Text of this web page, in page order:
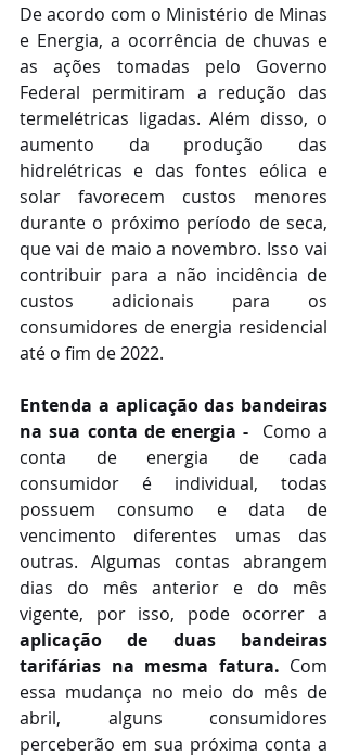
De acordo com o Ministério de Minas
e Energia, a ocorrência de chuvas e
as ações tomadas pelo Governo
Federal permitiram a redução das
termelétricas ligadas. Além disso, o
aumento da produção das
hidrelétricas e das fontes eólica e
solar favorecem custos menores
durante o próximo período de seca,
que vai de maio a novembro. Isso vai
contribuir para a não incidência de
custos adicionais para os
consumidores de energia residencial
até o fim de 2022.
Entenda a aplicação das bandeiras
na sua conta de energia - Como a
conta de energia de cada
consumidor é individual, todas
possuem consumo e data de
vencimento diferentes umas das
outras. Algumas contas abrangem
dias do mês anterior e do mês
aplicação de duas bandeiras
tarifárias na mesma fatura. Com
essa mudança no meio do mês de
abril,
alguns consumidores